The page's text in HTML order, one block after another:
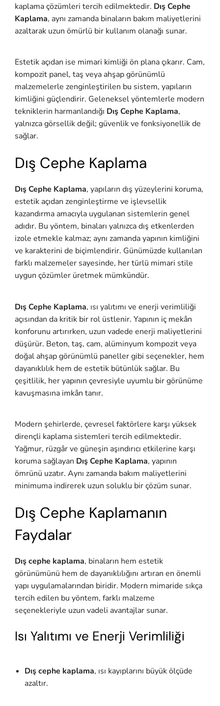
kaplama çözümleri tercih edilmektedir. Dış Cephe
Kaplama, aynı zamanda binaların bakım maliyetlerini
azaltarak uzun ömürlü bir kullanım olanağı sunar.
Estetik açıdan ise mimari kimliği ön plana çıkarır. Cam,
kompozit panel, taş veya ahşap görünümlü
malzemelerle zenginleştirilen bu sistem, yapıların
kimliğini güçlendirir. Geleneksel yöntemlerle modern
tekniklerin harmanlandığı Dış Cephe Kaplama,
yalnızca görsellik değil; güvenlik ve fonksiyonellik de
sağlar.
Dış Cephe Kaplama
Dış Cephe Kaplama, yapıların dış yüzeylerini koruma,
estetik açıdan zenginleştirme ve işlevsellik
kazandırma amacıyla uygulanan sistemlerin genel
adıdır. Bu yöntem, binaları yalnızca dış etkenlerden
izole etmekle kalmaz; aynı zamanda yapının kimliğini
ve karakterini de biçimlendirir. Günümüzde kullanılan
farklı malzemeler sayesinde, her türlü mimari stile
uygun çözümler üretmek mümkündür.
Dış Cephe Kaplama, ısı yalıtımı ve enerji verimliliği
açısından da kritik bir rol üstlenir. Yapının iç mekân
konforunu artırırken, uzun vadede enerji maliyetlerini
düşürür. Beton, taş, cam, alüminyum kompozit veya
doğal ahşap görünümlü paneller gibi seçenekler, hem
dayanıklılık hem de estetik bütünlük sağlar. Bu
çeşitlilik, her yapının çevresiyle uyumlu bir görünüme
kavuşmasına imkân tanır.
Modern şehirlerde, çevresel faktörlere karşı yüksek
dirençli kaplama sistemleri tercih edilmektedir.
Yağmur, rüzgâr ve güneşin aşındırıcı etkilerine karşı
koruma sağlayan Dış Cephe Kaplama, yapının
ömrünü uzatır. Aynı zamanda bakım maliyetlerini
minimuma indirerek uzun soluklu bir çözüm sunar.
Dış Cephe Kaplamanın
Faydalar
Dış cephe kaplama, binaların hem estetik
görünümünü hem de dayanıklılığını artıran en önemli
yapı uygulamalarından biridir. Modern mimaride sıkça
tercih edilen bu yöntem, farklı malzeme
seçenekleriyle uzun vadeli avantajlar sunar.
Isı Yalıtımı ve Enerji Verimliliği
Dış cephe kaplama, ısı kayıplarını büyük ölçüde
azaltır.